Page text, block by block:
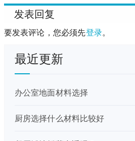
发表回复
要发表评论，您必须先登录。
最近更新
办公室地面材料选择
厨房选择什么材料比较好